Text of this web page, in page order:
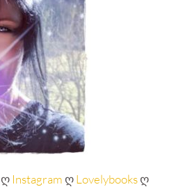
ღ InstagramღLovelybooksღ